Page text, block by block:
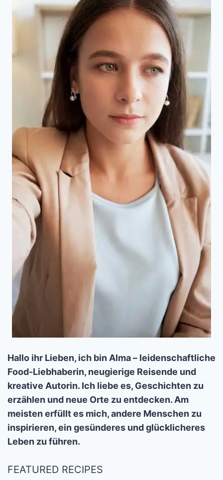
Hallo ihr Lieben, ich bin Alma – leidenschaftliche
Food-Liebhaberin, neugierige Reisende und
kreative Autorin. Ich liebe es, Geschichten zu
erzählen und neue Orte zu entdecken. Am
meisten erfüllt es mich, andere Menschen zu
inspirieren, ein gesünderes und glücklicheres
Leben zu führen.
FEATURED RECIPES